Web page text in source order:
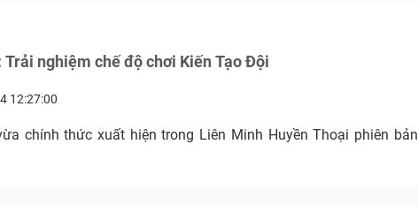
nghiệm chế độ chơi Kiến Tạo Đội
12:27:00
chính thức xuất hiện trong Liên Minh Huyền Thoại phiên bản